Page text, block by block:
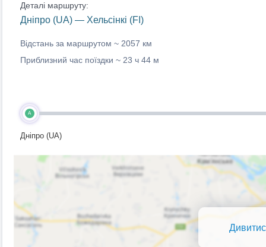
Деталі маршруту:
Дніпро (UA) — Хельсінкі (FI)
Відстань за маршрутом ~ 2057 км
Приблизний час поїздки ~ 23 ч 44 м
A
Дніпро (UA)